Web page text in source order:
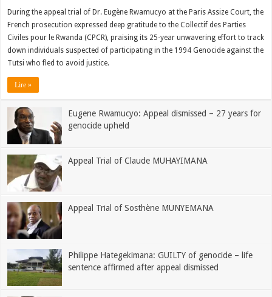
During the appeal trial of Dr. Eugène Rwamucyo at the Paris Assize Court, the
French prosecution expressed deep gratitude to the Collectif des Parties
Civiles pour le Rwanda (CPCR), praising its 25-year unwavering effort to track
down individuals suspected of participating in the 1994 Genocide against the
Tutsi who fled to avoid justice.
Lire »
Eugene Rwamucyo: Appeal dismissed – 27 years for
genocide upheld
Appeal Trial of Claude MUHAYIMANA
Appeal Trial of Sosthène MUNYEMANA
Philippe Hategekimana: GUILTY of genocide – life
sentence affirmed after appeal dismissed